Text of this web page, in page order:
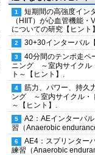
短期間の高強度イン
（HIIT）が心血管機能
についての研究【ヒント
30+30インターバル
40分間のテンポ走ペ
ニング ～室内サイクル
ト～【ヒント】.
筋力、パワー、持久
ング ～室内サイクル・
～【ヒント】.
A2：AEインターバ
習（Anaerobic
AE4：スプリンター
練習（Anaerobic